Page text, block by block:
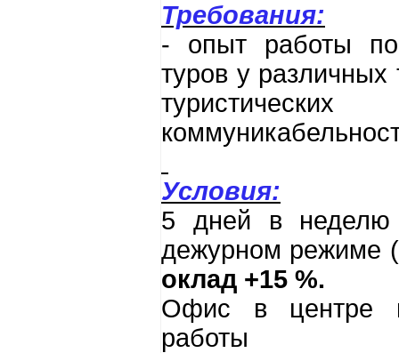
Требования:
- опыт работы по
туров у различных
Условия:
5 дней в
дежурном режиме
оклад +15 %.
Офис в центре
работы